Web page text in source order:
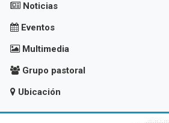
Noticias
Eventos
Multimedia
Grupo pastoral
Ubicación